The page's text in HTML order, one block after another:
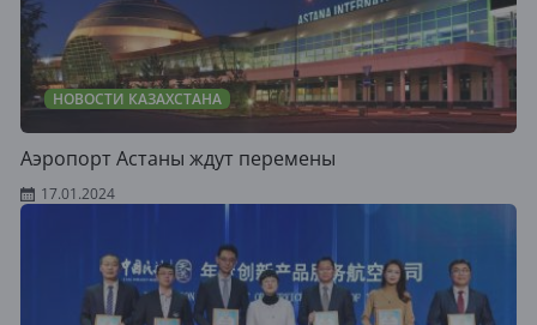
НОВОСТИ КАЗАХСТАНА
Аэропорт Астаны ждут перемены
17.01.2024